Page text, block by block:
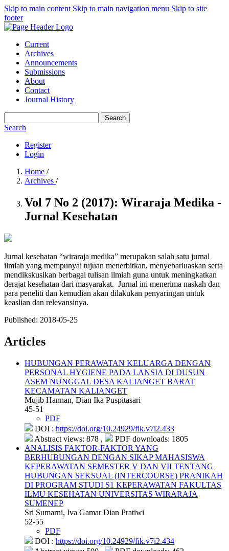
Skip to main content Skip to main navigation menu Skip to site
footer
Current
Archives
Announcements
Submissions
About
Contact
Journal History
Search
Search
Register
Login
Home /
Archives /
Vol 7 No 2 (2017): Wiraraja Medika -
Jurnal Kesehatan
Jurnal kesehatan “wiraraja medika” merupakan salah satu jurnal
ilmiah yang mempunyai tujuan menerbitkan, menyebarluaskan serta
mendikskusikan berbagai tulisan ilmiah guna untuk meningkatkan
derajat kesehatan dari masyarakat. Jurnal ini menerima naskah dan
para peneliti dan kemudian akan dilakukan penyaringan untuk
keaslian dan relevansinya.
Published: 2018-05-25
Articles
HUBUNGAN PERAWATAN KELUARGA DENGAN
PERSONAL HYGIENE PADA LANSIA DI DUSUN
ASEM NUNGGAL DESA KALIANGET BARAT
KECAMATAN KALIANGET
Mujib Hannan, Dian Ika Puspitasari
45-51
PDF
DOI : https://doi.org/10.24929/fik.v7i2.433
Abstract views: 878 ,
PDF downloads: 1805
ANALISIS FAKTOR-FAKTOR YANG
BERHUBUNGAN DENGAN SIKAP MAHASISWA
KEPERAWATAN SEMESTER V DAN VII TENTANG
HUBUNGAN SEKSUAL (INTERCOURSE) PRANIKAH
DI PROGRAM STUDI S1 KEPERAWATAN FAKULTAS
ILMU KESEHATAN UNIVERSITAS WIRARAJA
SUMENEP
Sri Sumarni, Iva Gamar Dian Pratiwi
52-55
PDF
DOI : https://doi.org/10.24929/fik.v7i2.434